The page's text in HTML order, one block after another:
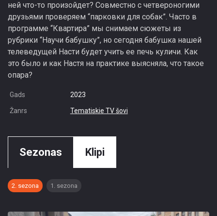
ней что-то произойдет? Совместно с четвероногими
друзьями проверяем “парковки для собак”. Часто в
программе “Квартира” мы снимаем сюжеты из
рубрики “Научи бабушку”, но сегодня бабушка нашей
телеведущей Насти будет учить ее печь куличи. Как
это было и как Настя на практике выясняла, что такое
опара?
Gads 2023
Žanrs Tematiskie TV šovi
Sezonas Klipi
2. sezona 1. sezona